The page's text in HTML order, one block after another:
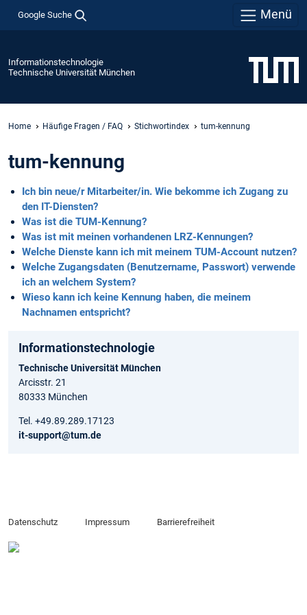
Google Suche Menü
Informationstechnologie
Technische Universität München
Home Häufige Fragen / FAQ Stichwortindex tum-kennung
tum-kennung
Ich bin neue/r Mitarbeiter/in. Wie bekomme ich Zugang zu
den IT-Diensten?
Was ist die TUM-Kennung?
Was ist mit meinen vorhandenen LRZ-Kennungen?
Welche Dienste kann ich mit meinem TUM-Account nutzen?
Welche Zugangsdaten (Benutzername, Passwort) verwende
ich an welchem System?
Wieso kann ich keine Kennung haben, die meinem
Nachnamen entspricht?
Informationstechnologie
Technische Universität München
Arcisstr. 21
80333 München
Tel. +49.89.289.17123
it-support@tum.de
Datenschutz Impressum Barrierefreiheit